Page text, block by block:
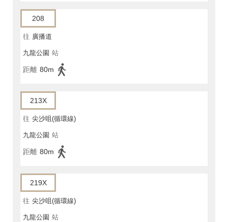
208
往 廣播道
九龍公園 站
距離 80m
213X
往 尖沙咀(循環線)
九龍公園 站
距離 80m
219X
往 尖沙咀(循環線)
九龍公園 站